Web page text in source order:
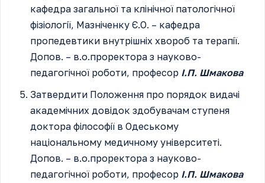
кафедра загальної та клінічної патологічної
фізіології, Мазніченку Є.О. – кафедра
пропедевтики внутрішніх хвороб та терапії.
Допов. – в.о.проректора з науково-
педагогічної роботи, професор І.П. Шмакова
Затвердити Положення про порядок видачі
академічних довідок здобувачам ступеня
доктора філософії в Одеському
національному медичному університеті.
Допов. – в.о.проректора з науково-
педагогічної роботи, професор І.П. Шмакова